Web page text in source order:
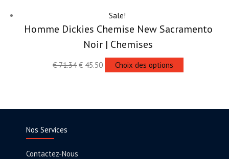
Sale!
Homme Dickies Chemise New Sacramento
Noir | Chemises
€71.34 € 45.50 Choix des options
Nos Services
Contactez-Nous